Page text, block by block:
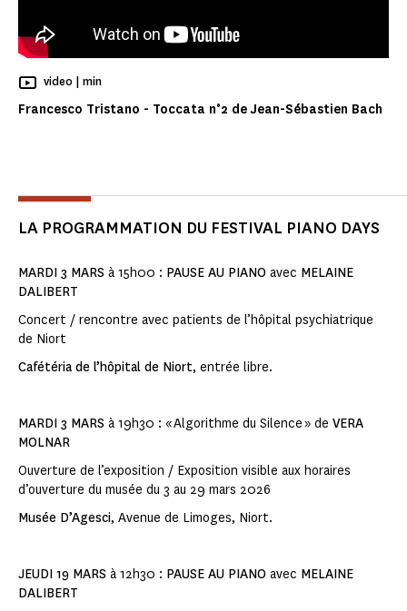
Francesco Tristano - Toccata n°2 de Jean-Sébastien Bach
video | Temps de Lecture
min
LA PROGRAMMATION DU FESTIVAL PIANO DAYS
MARDI 3 MARS à 15h00 : PAUSE AU PIANO avec MELAINE
DALIBERT
Concert / rencontre avec patients de l’hôpital psychiatrique
de Niort
Cafétéria de l’hôpital de Niort, entrée libre.
MARDI 3 MARS à 19h30 : « Algorithme du Silence » de VERA
MOLNAR
Ouverture de l’exposition / Exposition visible aux horaires
d’ouverture du musée du 3 au 29 mars 2026
Musée D’Agesci, Avenue de Limoges, Niort.
JEUDI 19 MARS à 12h30 : PAUSE AU PIANO avec MELAINE
DALIBERT